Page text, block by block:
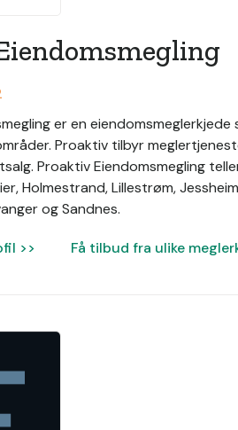
er en
Proaktiv tilbyr
Proaktiv Eiendomsmegling
Holmestrand, Lillestrøm,
og Sandnes.
>> Få tilbud fra ulike